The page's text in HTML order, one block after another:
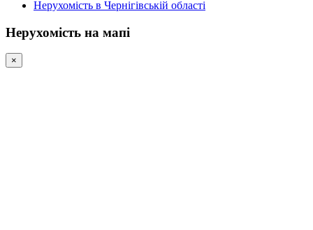
Нерухомість в Чернігівській області
Нерухомість на мапі
×